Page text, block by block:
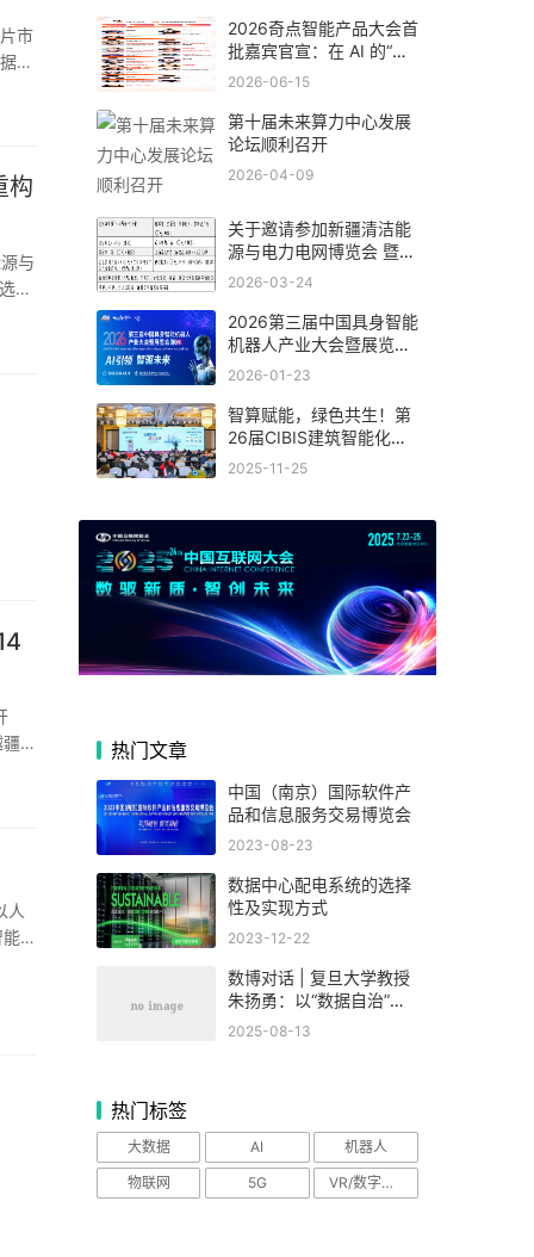
中
构
等
化
2026奇点智能产品大会首
批嘉宾官宣：在 AI 的“可
交付的时代”，看一线专家
2026-06-15
第十届未来算力中心发展
论坛顺利召开
2026-04-09
关于邀请参加新疆清洁能
源与电力电网博览会 暨新
能源新材料博览会的函
2026-03-24
2026第三届中国具身智能
机器人产业大会暨展览会
(杭州)
2026-01-23
智算赋能，绿色共生！第
26届CIBIS建筑智能化峰
会上海站成功举办
2025-11-25
热门文章
中国（南京）国际软件产
品和信息服务交易博览会
2023-08-23
数据中心配电系统的选择
性及实现方式
2023-12-22
数博对话 | 复旦大学教授
朱扬勇：以“数据自治”破
题要素市场化，数博会为
2025-08-13
热门标签
大数据 AI
机器人
物联网
5G VR/数字设备